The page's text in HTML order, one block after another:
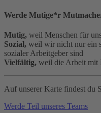
Werde Mutige*r
Mutig, weil Menschen für
Sozial, weil wir nicht nur ein
sozialer Arbeitgeber sind
Vielfältig, weil die Arbeit mit
Auf unserer Karte findest du
Werde Teil unseres Teams